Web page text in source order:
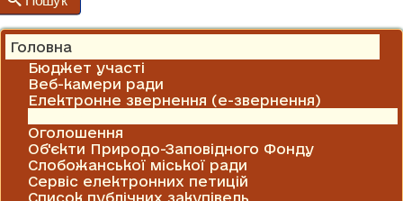
ГРАФІКИ ПРИЙОМУ
КОНТАКТИ
Головна
Бюджет участі
Веб-камери ради
Електронне звернення (е-звернення)
Оголошення
Об'єкти Природо-Заповідного Фонду
Слобожанської міської ради
Сервіс електронних петицій